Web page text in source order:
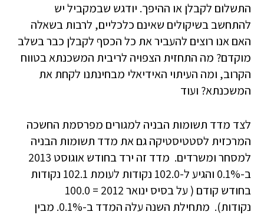
התשלום לקבלן או ההיפך. יודגש שבמקביל יש
להתחשב בשיקולים שאינם כלכליים, לרבות בשאלה
האם אנו רוצים להעביר את כל הכסף לקבלן כבר בשלב
מוקדם? מה התחזית הצפויה לריבית המשכנתא בטווח
הקרוב, ומה העיתוי האידיאלי מבחינתנו לקחת את
המשכנתא? ועוד
לצד מדד תשומות הבניה למגורים מפרסמת החשכה
המרכזית לסטטיסטיקה גם את מדד תשומות הבניה
למסחר ומשרדים. מדד זה ירד בחודש אוגוסט 2013
ב-0.1% והגיע ל-102.0 נקודות לעומת 102.1 נקודות
בחודש קודם ( על בסיס ינואר 2012 = 100.0
נקודות). מתחילת השנה עלה המדד ב-0.1%. מבין